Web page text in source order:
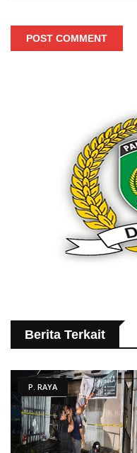
POST COMMENT
Berita Terkait
P. RAYA